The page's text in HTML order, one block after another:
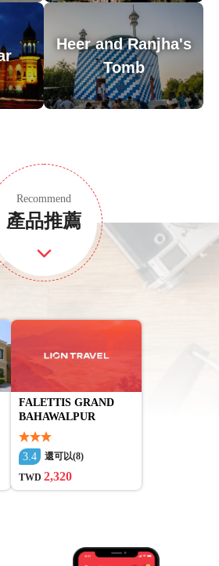
運行；請穿著得體
Heer and Ranjha's
Tomb
Recommend
產品推薦
FALETTIS GRAND
BAHAWALPUR
3.4
還可以(8)
TWD 2,320